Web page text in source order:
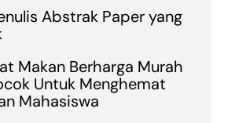
Abstrak Paper yang
Makan Berharga Murah
Untuk Menghemat
Mahasiswa